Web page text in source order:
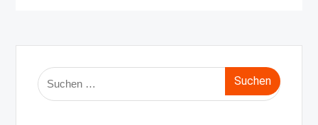
Suche
nach: